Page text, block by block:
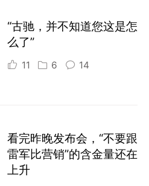
“古驰，并不知道您这是怎
么了”
11 6 14
看完昨晚发布会，“不要跟
雷军比营销”的含金量还在
上升